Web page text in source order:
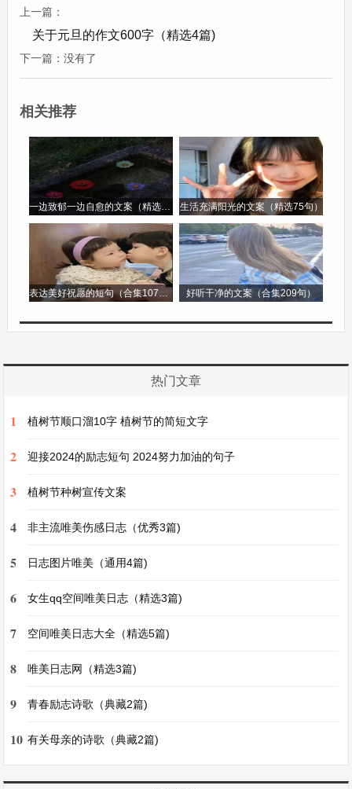
元旦也是一个充满希望的节日。站在新的起点上，
我们有着对未来的无限遐想。对于即将面临高考的
高中生来说，新的一年意味着离梦想更近了一步。
我们可以在元旦许下心愿，希望在新的一年里能够
能够战胜自己的弱点，在学习上取得更大的突破；
希望能够与同学们携手共进，共同度过这难忘的高
中时光。
当新年的第一缕阳光洒在校园的角落，我们知道，
这是新的开始，是充满希望的曙光。元旦，就像一
座桥梁，连接着过去与未来，让我们在告别旧时光
的同时，充满信心地迈向新的征程。
“元”表示开始，“旦”表示日，元旦，便是新一年的
首日。在高中这个充满青春活力与奋斗激情的阶
高中的元旦，不同于儿时的元旦那般单纯地沉浸于
里严肃的氛围也被元旦的气息稍稍冲淡。黑板上被
同学们精心绘制了迎接元旦的图案，色彩斑斓的粉
习册，但在这个特殊的日子里，它们似乎也不再那
么沉重。
学校的元旦活动总是充满了青春的活力。舞台上，
上一篇：
关于元旦的作文600字（精选4篇)
下一篇：没有了
相关推荐
一边致郁一边自愈的文案（精选96句） 生活充满阳光的文案（精选75句）
表达美好祝愿的短句（合集107句） 好听干净的文案（合集209句）
热门文章
1 植树节顺口溜10字 植树节的简短文字
2 迎接2024的励志短句 2024努力加油的句子
3 植树节种树宣传文案
4 非主流唯美伤感日志（优秀3篇)
5 日志图片唯美（通用4篇)
6 女生qq空间唯美日志（精选3篇)
7 空间唯美日志大全（精选5篇)
8 唯美日志网（精选3篇)
9 青春励志诗歌（典藏2篇)
10 有关母亲的诗歌（典藏2篇)